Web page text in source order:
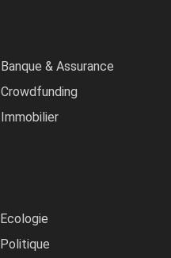
Banque & Assurance
Crowdfunding
Immobilier
Ecologie
Politique